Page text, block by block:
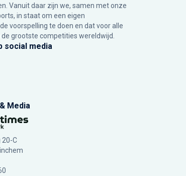
Vanuit daar zijn we, samen met onze
in staat om een eigen
voorspelling te doen en dat voor alle
grootste competities wereldwijd.
social media
Media
20-C